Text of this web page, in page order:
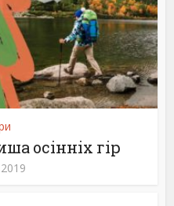
осінніх гір